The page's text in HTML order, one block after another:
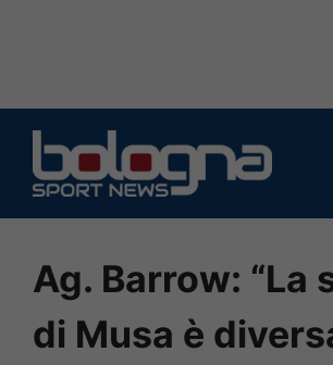
contenuto
Ag. Barrow: “La
di Musa è